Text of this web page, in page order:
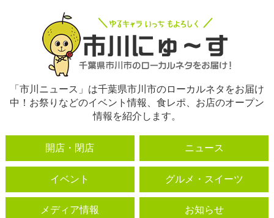
「市川ニュース」は千葉県市川市のローカルネタをお届け
中！お祭りなどのイベント情報、食レポ、お店のオープン
情報を紹介します。
開店・閉店 ニュース
イベント グルメ・スイーツ
メディア情報 お知らせ